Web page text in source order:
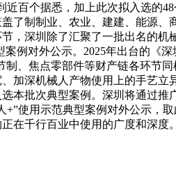
百个据悉，加上此次拟入选的
了制制业、农业、建建、能源、
，深圳除了汇聚了一批出名的机
例对外公示。2025年出台的《
制、焦点零部件等财产链各环节
加深机械人产物使用上的手艺立
本批次典型案例。深圳将通过推
+”使用示范典型案例对外公示，
在千行百业中使用的广度和深度